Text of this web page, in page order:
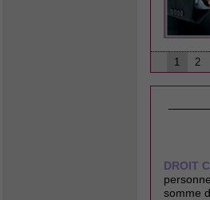
1 2
DROIT
somme